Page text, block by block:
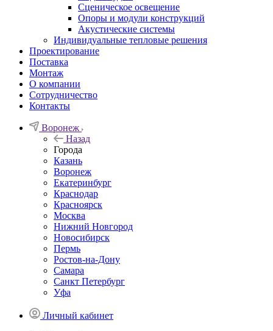
Cценическое освещение
Опоры и модули конструкций
Акустические системы
Индивидуальные тепловые решения
Проектирование
Поставка
Монтаж
О компании
Сотрудничество
Контакты
Воронеж
Назад
Города
Казань
Воронеж
Екатеринбург
Краснодар
Красноярск
Москва
Нижний Новгород
Новосибирск
Пермь
Ростов-на-Дону
Самара
Санкт Петербург
Уфа
Личный кабинет